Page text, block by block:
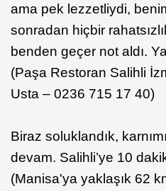
ama pek lezzetliydi,
sonradan hiçbir
benden geçer not aldı.
(Paşa Restoran Salihli
Usta – 0236 715 17 40)
Biraz soluklandık,
devam. Salihli’ye 10
(Manisa'ya yaklaşık 62